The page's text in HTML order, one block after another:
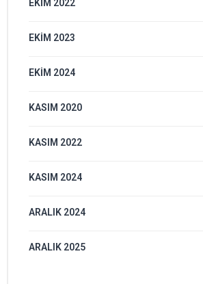
EKIM 2022
EKIM 2023
EKIM 2024
KASIM 2020
KASIM 2022
KASIM 2024
ARALIK 2024
ARALIK 2025